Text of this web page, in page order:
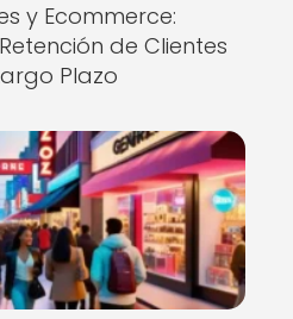
y Ecommerce:
de Clientes
Plazo